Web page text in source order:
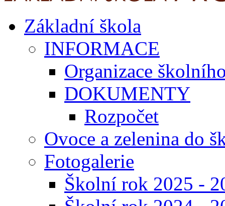
Základní škola
INFORMACE
Organizace
DOKUMENTY
Rozpočet
Ovoce a zelenina do
Fotogalerie
Školní rok 2025 -